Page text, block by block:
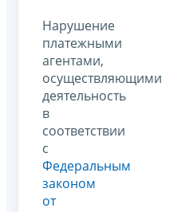
Нарушение
платежными
агентами,
осуществляющими
деятельность
в
соответствии
с
Федеральным
законом
от